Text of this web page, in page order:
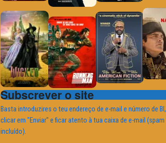
Subscrever o site
Basta introduzires o teu endereço de e-mail e número de BI,
clicar em "Enviar" e ficar atento à tua caixa de e-mail (spam
incluído).